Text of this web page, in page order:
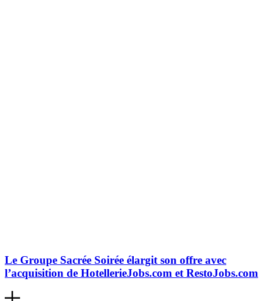
Le Groupe Sacrée Soirée élargit son offre avec
l’acquisition de HotellerieJobs.com et RestoJobs.com